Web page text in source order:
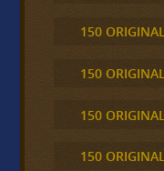
150
150
150
150